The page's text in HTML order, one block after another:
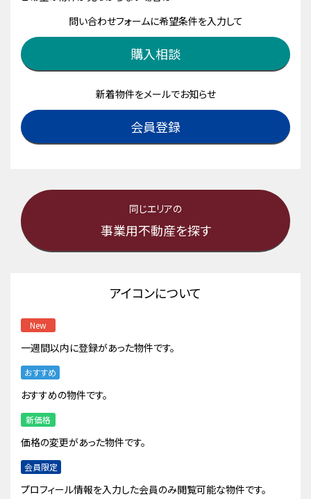
問い合わせフォームに希望条件を入力して
購入相談
新着物件をメールでお知らせ
会員登録
同じエリアの
事業用不動産を探す
アイコンについて
New
一週間以内に登録があった物件です。
おすすめ
おすすめの物件です。
新価格
価格の変更があった物件です。
会員限定
プロフィール情報を入力した会員のみ閲覧可能な物件です。